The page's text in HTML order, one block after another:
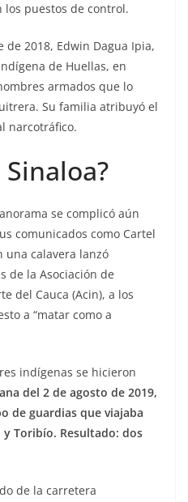
puestos de control.
2018, Edwin Dagua Ipia,
de Huellas, en
armados que lo
Su familia atribuyó el
narcotráfico.
se complicó aún
comunicados como Cartel
una calavera lanzó
de la Asociación de
del Cauca (Acin), a los
a “matar como a
indígenas se hicieron
del 2 de agosto de 2019,
de guardias que viajaba
Toribío. Resultado: dos
de la carretera